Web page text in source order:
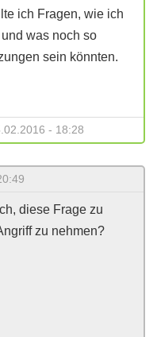
ich Fragen, wie ich
was noch so
sein könnten.
- 18:28
diese Frage zu
zu nehmen?